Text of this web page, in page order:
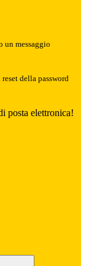
un messaggio
della password
posta elettronica!